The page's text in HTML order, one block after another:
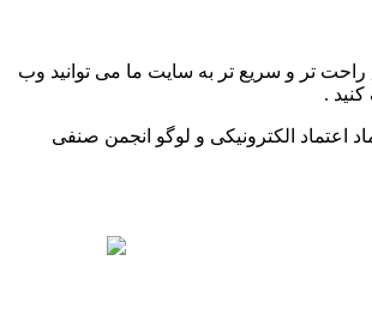
تر و سریع تر به سایت ما می توانید وب
.
اعتماد الکترونیکی و لوگو انجمن صنفی